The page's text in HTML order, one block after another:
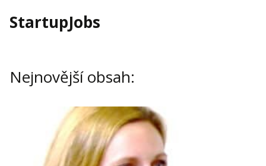
Solo
Inzerce
Přihlášení
Kontakt
StartupJobs
Nejnovější obsah: